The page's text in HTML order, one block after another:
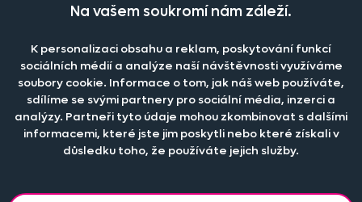
Staňte se členem klubu Dante.cz
Objevte slevy pro členy, získejte akční nabídky, novinky, tipy a
Obchodní podmínky
Katalog zdarma
Jak prát záclony a závěsy?
Jak prát povlečení a prostěradla?
Informace o materiálech
Šití záclon a závěsů
PRODEJNÍ ODDĚLENÍ - TELEFONICKY
po-pá 7:30 - 16:00
Tel.:777 111 818
e-mail:dotazy@dante.cz
reklamace:reklamace@dante.cz
Na vašem soukromí nám záleží.
K personalizaci obsahu a reklam, poskytování funkcí
sociálních médií a analýze naší návštěvnosti využíváme
soubory cookie. Informace o tom, jak náš web používáte,
sdílíme se svými partnery pro sociální média, inzerci a
analýzy. Partneři tyto údaje mohou zkombinovat s dalšími
informacemi, které jste jim poskytli nebo které získali v
důsledku toho, že používáte jejich služby.